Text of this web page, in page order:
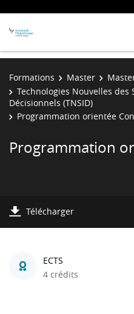
Formations Master
Technologies Nouvelles
Décisionnels (TNSID)
Programmation orientée
Programmation
Télécharger
ECTS
4 crédits